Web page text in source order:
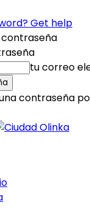
Get help
tu correo
contraseña